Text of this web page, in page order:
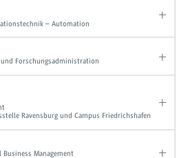
– Automation
und Forschungsadministration
Ravensburg und Campus Friedrichshafen
Management